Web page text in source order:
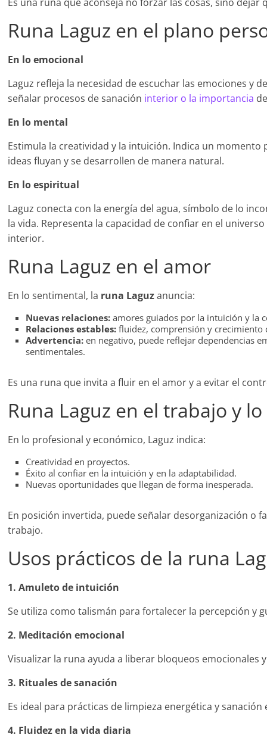
Runa Laguz en el plano
En lo emocional
Laguz refleja la necesidad de escuchar las emociones y
señalar procesos de sanación interior o la importancia
En lo mental
Estimula la creatividad y la intuición. Indica un momento
ideas fluyan y se desarrollen de manera natural.
En lo espiritual
Laguz conecta con la energía del agua, símbolo de lo
la vida. Representa la capacidad de confiar en el
interior.
Runa Laguz en el amor
En lo sentimental, la runa Laguzanuncia:
Nuevas relaciones: amores guiados por la intuición y la
Relaciones estables: fluidez, comprensión y crecimiento
Advertencia: en negativo, puede reflejar dependencias
sentimentales.
Es una runa que invita a fluir en el amor y a evitar el
Runa Laguz en el trabajo y
En lo profesional y económico, Laguz indica:
Creatividad en proyectos.
Éxito al confiar en la intuición y en la adaptabilidad.
Nuevas oportunidades que llegan de forma inesperada.
En posición invertida, puede señalar desorganización o
trabajo.
Usos prácticos de la runa
1. Amuleto de intuición
Se utiliza como talismán para fortalecer la percepción y
2. Meditación emocional
Visualizar la runa ayuda a liberar bloqueos emocionales
3. Rituales de sanación
Es ideal para prácticas de limpieza energética y sanación
4. Fluidez en la vida diaria